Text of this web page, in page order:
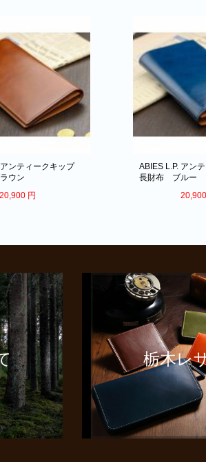
ンティークキップ
ウン
20,900 円
ABIES L.P. アン
長財布 ブルー
20,900
栃木レ